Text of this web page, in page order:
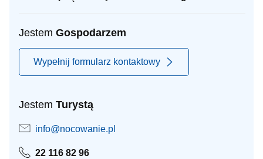
Jestem Gospodarzem
Wypełnij formularz kontaktowy
Jestem Turystą
info@nocowanie.pl
22 116 82 96